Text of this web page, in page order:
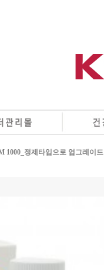
1000_정제타입으로 업그레이드